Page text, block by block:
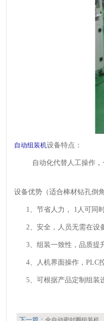
自动组装机设备特点：
自动化代替人工操作，
设备优势（适合棒材钻孔倒
1、节省人力， 1人可同
2、安全，人员无需在设
3、组装一致性，品质提
4、人机界面操作，PLC
5、可根据产品定制组装